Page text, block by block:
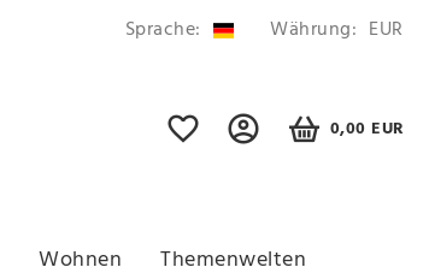
Sprache: Währung: EUR
0,00 EUR
Wohnen
Themenwelten